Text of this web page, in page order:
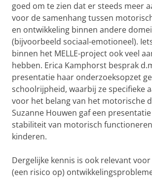
goed om te zien dat er steeds meer
voor de samenhang tussen
en ontwikkeling binnen andere
(bijvoorbeeld sociaal-emotioneel).
binnen het MELLE-project ook veel
hebben. Erica Kamphorst besprak
presentatie haar onderzoeksopzet
schoolrijpheid, waarbij ze specifieke
voor het belang van het motorische
Suzanne Houwen gaf een
stabiliteit van motorisch
kinderen.
Dergelijke kennis is ook relevant
(een risico op)